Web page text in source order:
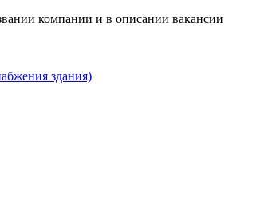
компании и в описании вакансии
здания)